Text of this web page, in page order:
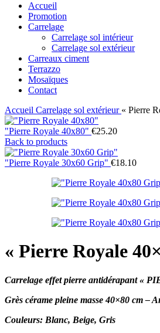
Accueil
Promotion
Carrelage
Carrelage sol intérieur
Carrelage sol extérieur
Carreaux ciment
Terrazzo
Mosaïques
Contact
Accueil Carrelage sol extérieur « Pierre
"Pierre Royale 40x80" €25.20
Back to products
"Pierre Royale 30x60 Grip" €18.10
« Pierre Royale
Carrelage effet pierre antidérapant«
Grès cérame pleine masse 40×80 cm –
Couleurs: Blanc, Beige, Gris